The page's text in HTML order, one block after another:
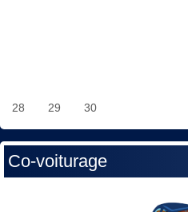
28 29 30
Co-voiturage